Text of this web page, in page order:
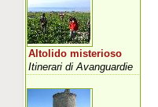
Altolido misterioso
Itinerari di Avanguardie